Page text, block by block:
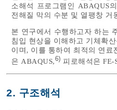
소해석 프로그램인 ABAQUS
전해질 막의 수분 및 열팽창 거
본 연구에서 수행하고자 하는
침입 현상을 이해하고 기체확
이며, 이를 통하여 최적의 연료
은 ABAQUS,6) 피로해석은 FE-
2. 구조해석